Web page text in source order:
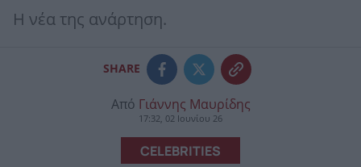
Η νέα της ανάρτηση.
SHARE
Από Γιάννης Μαυρίδης
17:32, 02 Ιουνίου 26
CELEBRITIES